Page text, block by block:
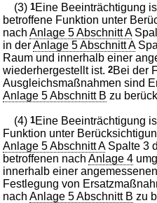
(3)1Eine Beeinträchtigung
betroffene Funktion unter
nachAnlage 5 Abschnitt A
in derAnlage 5 Abschnitt A
Raum und innerhalb einer
wiederhergestellt ist.2Bei der
Ausgleichsmaßnahmen sind
Anlage 5 Abschnitt B zu
(4)1Eine Beeinträchtigung
Funktion unter
Anlage 5 Abschnitt ASpalte 3
betroffenen nachAnlage 4
innerhalb einer
Festlegung von
nachAnlage 5 Abschnitt B zu